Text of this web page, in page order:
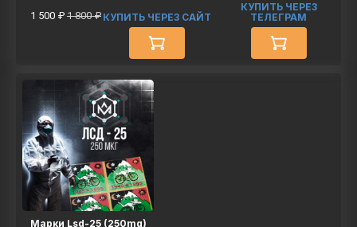
1 500 ₽ 1 800 ₽ КУПИТЬ ЧЕРЕЗ САЙТ
КУПИТЬ ЧЕРЕЗ
ТЕЛЕГРАМ
Марки Lsd-25 (250mg)